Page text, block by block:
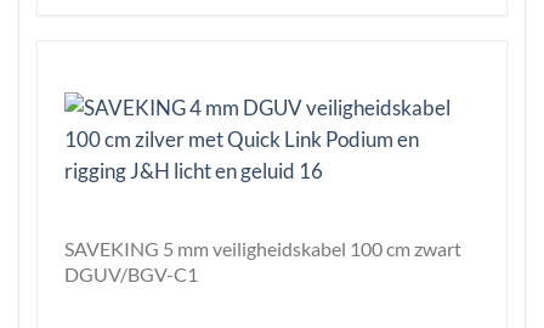
SAVEKING 5 mm veiligheidskabel 100 cm zwart
DGUV/BGV-C1